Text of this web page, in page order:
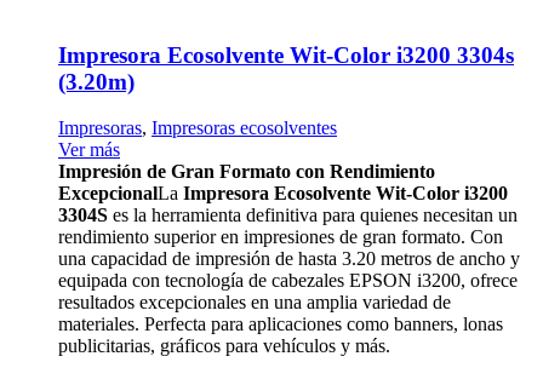
Impresora Ecosolvente Wit-Color i3200 3304s
(3.20m)
Impresoras, Impresoras ecosolventes
Ver más
Impresión de Gran Formato con Rendimiento
ExcepcionalLa Impresora Ecosolvente Wit-Color i3200
3304S es la herramienta definitiva para quienes necesitan un
rendimiento superior en impresiones de gran formato. Con
una capacidad de impresión de hasta 3.20 metros de ancho y
equipada con tecnología de cabezales EPSON i3200, ofrece
resultados excepcionales en una amplia variedad de
materiales. Perfecta para aplicaciones como banners, lonas
publicitarias, gráficos para vehículos y más.